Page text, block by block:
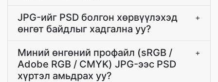
JPG-ийг PSD болгон хөрвүүлэхэд
өнгөт байдлыг хадгална уу?
+
Миний өнгөний профайл (sRGB /
Adobe RGB / CMYK) JPG-ээс PSD
хүртэл амьдрах уу?
+